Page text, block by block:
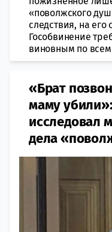
«поволжского
следствия, на его
Гособвинение
виновным по всем
«Брат
маму
исследовал
дела